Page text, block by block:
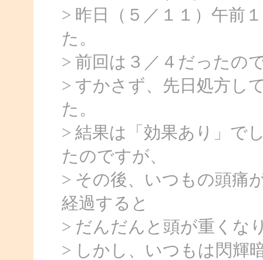
> 昨日（５／１１）午前
た。
> 前回は３／４だったの
> すかさず、先日処方し
た。
> 結果は「効果あり」で
たのですが、
> その後、いつもの頭痛
経過すると
> だんだんと頭が重くな
> しかし、いつもは閃輝